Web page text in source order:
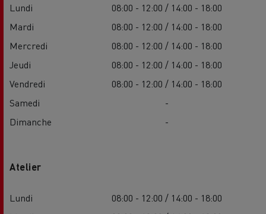
Lundi
08:00 - 12:00 / 14:00 - 18:00
Mardi
08:00 - 12:00 / 14:00 - 18:00
Mercredi
08:00 - 12:00 / 14:00 - 18:00
Jeudi
08:00 - 12:00 / 14:00 - 18:00
Vendredi
08:00 - 12:00 / 14:00 - 18:00
Samedi
-
Dimanche
-
Atelier
Lundi
08:00 - 12:00 / 14:00 - 18:00